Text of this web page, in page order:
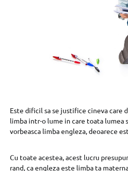
Este dificil sa se justifice cineva care
limba intr-o lume in care toata lumea
vorbeasca limba engleza, deoarece
Cu toate acestea, acest lucru
rand, ca engleza este limba ta